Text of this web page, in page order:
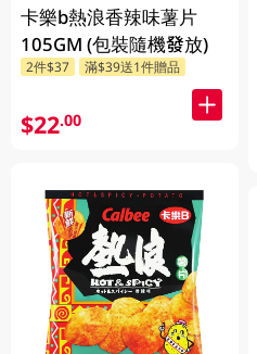
卡樂b熱浪香辣味薯片
105GM (包裝隨機發放)
2件$37 滿$39送1件贈品
$22.00